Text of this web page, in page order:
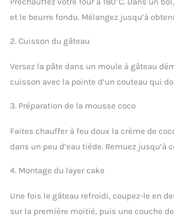
et le beurre fondu. Mélangez jusqu’à
2. Cuisson du gâteau
Versez la pâte dans un moule à gâteau
cuisson avec la pointe d’un couteau qui
3. Préparation de la mousse coco
Faites chauffer à feu doux la crème de
dans un peu d’eau tiède. Remuez
4. Montage du layer cake
Une fois le gâteau refroidi, coupez-le en
sur la première moitié, puis une couche